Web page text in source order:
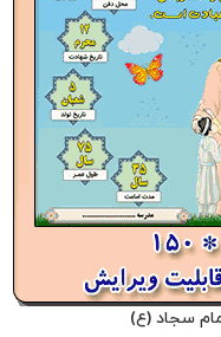
سجاد (ع)